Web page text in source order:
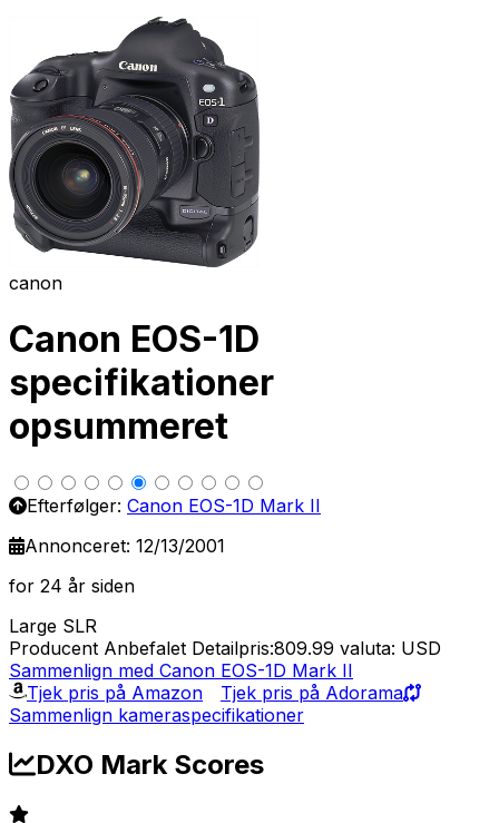
canon
Canon EOS-1D
specifikationer
opsummeret
Efterfølger: Canon EOS-1D Mark II
Annonceret: 12/13/2001
for 24 år siden
Large SLR
Producent Anbefalet Detailpris:809.99 valuta: USD
Sammenlign med Canon EOS-1D Mark II
Tjek pris på Amazon
Tjek pris på Adorama
Sammenlign kameraspecifikationer
DXO Mark Scores